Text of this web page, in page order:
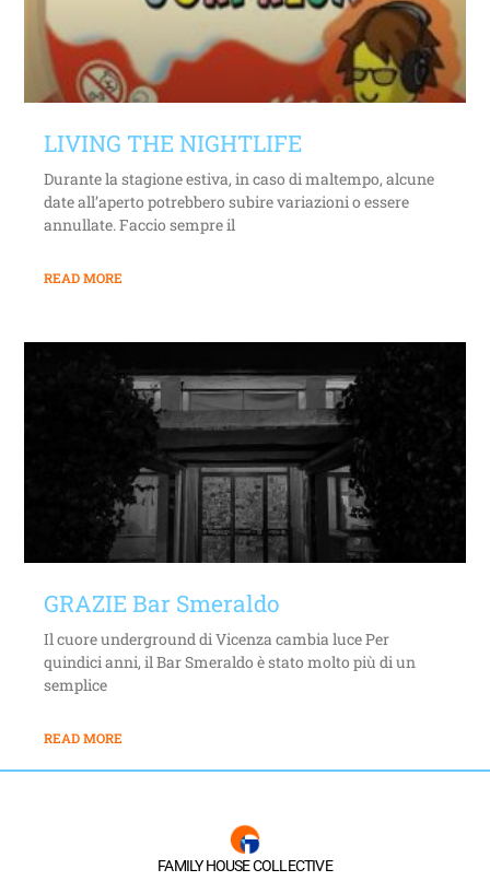
LIVING THE NIGHTLIFE
Durante la stagione estiva, in caso di maltempo, alcune
date all’aperto potrebbero subire variazioni o essere
annullate. Faccio sempre il
READ MORE
GRAZIE Bar Smeraldo
Il cuore underground di Vicenza cambia luce Per
quindici anni, il Bar Smeraldo è stato molto più di un
semplice
READ MORE
FAMILY HOUSE COLLECTIVE